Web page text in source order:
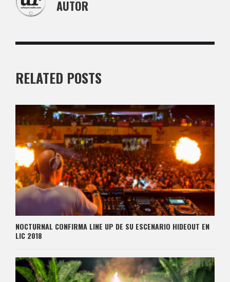
AUTOR
RELATED POSTS
NOCTURNAL CONFIRMA LINE UP DE SU ESCENARIO HIDEOUT EN
LIC 2018